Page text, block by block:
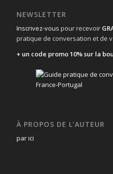
NEWSLETTER
Inscrivez-vous pour recevoir
pratique de conversation et de
+ un code promo 10% sur la
À PROPOS DE L’AUTEUR
par ici